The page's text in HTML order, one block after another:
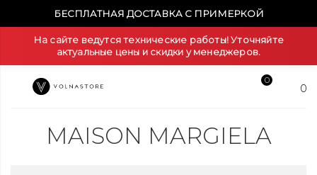
БЕСПЛАТНАЯ ДОСТАВКА С ПРИМЕРКОЙ
На сайте ведутся технические работы! Уточняйте
актуальные цены и скидки у менеджеров.
0
0
MAISON MARGIELA